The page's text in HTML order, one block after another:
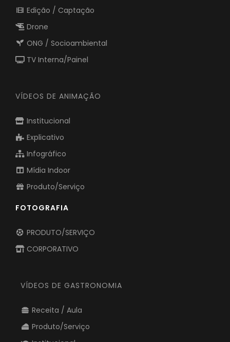
Edição / Captação
Drone
ONG / Socioambiental
TV Interna/Painel
VÍDEOS DE ANIMAÇÃO
Institucional
Explicativo
Infográfico
Mídia Indoor
Produto/Serviço
FOTOGRAFIA
PRODUTO/SERVIÇO
CORPORATIVO
VÍDEOS DE GASTRONOMIA
Receita / Aula
Produto/Serviço